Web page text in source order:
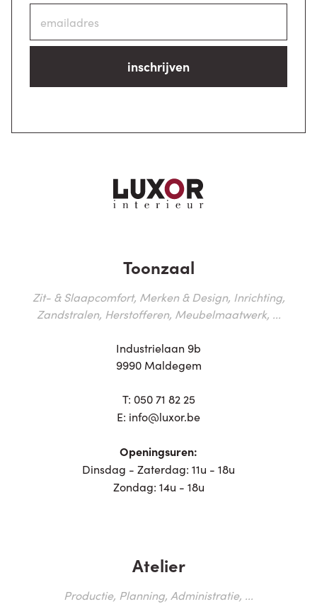
inschrijven
Toonzaal
Zit- & Slaapcomfort, Merken & Design, Inrichting,
Zandstralen, Herstofferen, Meubelmaatwerk, ...
Industrielaan 9b
9990 Maldegem
T: 050 71 82 25
E: info@luxor.be
Openingsuren:
Dinsdag - Zaterdag: 11u - 18u
Zondag: 14u - 18u
Atelier
Productie, Planning, Administratie, ...